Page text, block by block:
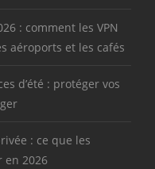
: comment les VPN
aéroports et les cafés
d’été : protéger vos
: ce que les
en 2026